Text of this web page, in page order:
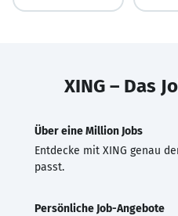
XING – Das
Über eine Million Jobs
Entdecke mit XING genau
passt.
Persönliche Job-Angebote